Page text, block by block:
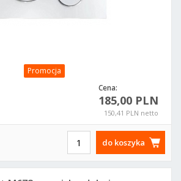
Promocja
Cena:
185,00 PLN
150,41 PLN netto
do koszyka